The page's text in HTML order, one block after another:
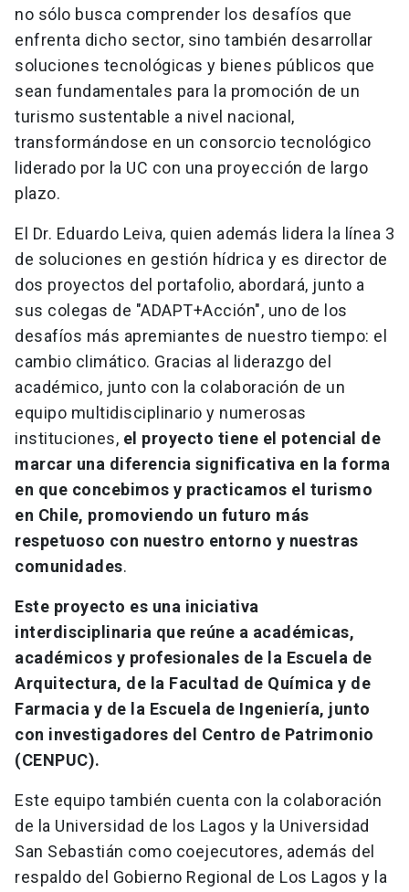
no sólo busca comprender los desafíos que
enfrenta dicho sector, sino también desarrollar
soluciones tecnológicas y bienes públicos que
sean fundamentales para la promoción de un
turismo sustentable a nivel nacional,
transformándose en un consorcio tecnológico
liderado por la UC con una proyección de largo
plazo.
El Dr. Eduardo Leiva, quien además lidera la línea 3
de soluciones en gestión hídrica y es director de
dos proyectos del portafolio, abordará, junto a
sus colegas de "ADAPT+Acción", uno de los
desafíos más apremiantes de nuestro tiempo: el
cambio climático. Gracias al liderazgo del
académico, junto con la colaboración de un
equipo multidisciplinario y numerosas
instituciones, el proyecto tiene el potencial de
marcar una diferencia significativa en la forma
en que concebimos y practicamos el turismo
en Chile, promoviendo un futuro más
respetuoso con nuestro entorno y nuestras
comunidades.
Este proyecto es una iniciativa
interdisciplinaria que reúne a académicas,
académicos y profesionales de la Escuela de
Arquitectura, de la Facultad de Química y de
Farmacia y de la Escuela de Ingeniería, junto
con investigadores del Centro de Patrimonio
(CENPUC).
Este equipo también cuenta con la colaboración
de la Universidad de los Lagos y la Universidad
San Sebastián como coejecutores, además del
respaldo del Gobierno Regional de Los Lagos y la